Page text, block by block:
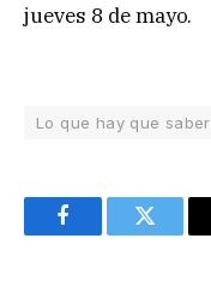
jueves 8 de mayo.
Lo que hay que saber
FacebookTwitter